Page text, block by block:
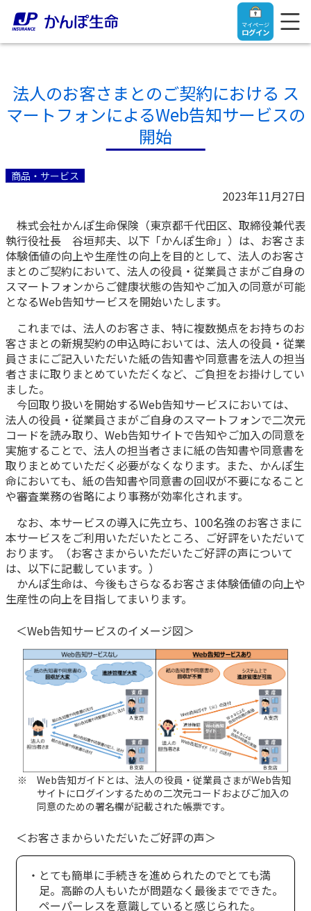
マイページ
ログイン
トップ
ご契約者さま
マイページログイン
入院保険金・手術保険金のご請求
お手続き一覧
きっかけ・できごとから探す
マイページでできること
新規登録
ログイン
ご契約内容の確認
お客さまに関する情報等の確認の取り組み
各種サービス・お知らせ
かんぽプラチナライフサービス
ご契約のしおり・約款（Web約款）
お問い合わせ
保険をご検討中のお客さま
終身保険
養老保険
定期保険
学資保険
長寿支援保険
お見積りシミュレーション
資料請求
保険の探し方のポイント
保険かんたん診断
これからのライフイベントでかかる費用とは？
ご契約手続きの流れ
保険料のお払込方法
保険用語集
お問い合わせ
法人のお客さま
【まずはご相談ください】企業経営でお悩みの方はこ
ちら
法人のお客さま向け商品一覧
目的から探す
お役立ち情報
かんぽ生命の団体取扱い
法人向け資料請求
お問い合わせ先
お役立ち情報
かんぽのLifeサポートナビ
保険
医療
お金
子育て
ライフプラン
健康情報
かんぽアプリ～かんぽの健康と安心を手のひらに～
すこやか健康ラボ
ラジオ体操・みんなの体操
かんぽ生命について
かんぽ生命について
ご挨拶
経営理念・経営戦略
会社概要
財務情報
株主・投資家のみなさまへ
日本郵政グループとしての取り組み
採用情報
かんぽブランド
かんぽ生命のサステナビリティ
お客さまの声／お客さまサービス向上の取組み
よくあるご質問
お問い合わせ
サステナビリティ
株主・投資家のみなさまへ
採用情報
English
法人のお客さまとのご契約における ス
マートフォンによるWeb告知サービスの
開始
商品・サービス
2023年11月27日
株式会社かんぽ生命保険（東京都千代田区、取締役兼代表
執行役社長 谷垣邦夫、以下「かんぽ生命」）は、お客さま
体験価値の向上や生産性の向上を目的として、法人のお客さ
まとのご契約において、法人の役員・従業員さまがご自身の
スマートフォンからご健康状態の告知やご加入の同意が可能
となるWeb告知サービスを開始いたします。
これまでは、法人のお客さま、特に複数拠点をお持ちのお
客さまとの新規契約の申込時においては、法人の役員・従業
員さまにご記入いただいた紙の告知書や同意書を法人の担当
者さまに取りまとめていただくなど、ご負担をお掛けしてい
ました。
今回取り扱いを開始するWeb告知サービスにおいては、
法人の役員・従業員さまがご自身のスマートフォンで二次元
コードを読み取り、Web告知サイトで告知やご加入の同意を
実施することで、法人の担当者さまに紙の告知書や同意書を
取りまとめていただく必要がなくなります。また、かんぽ生
命においても、紙の告知書や同意書の回収が不要になること
や審査業務の省略により事務が効率化されます。
なお、本サービスの導入に先立ち、100名強のお客さまに
本サービスをご利用いただいたところ、ご好評をいただいて
おります。（お客さまからいただいたご好評の声について
は、以下に記載しています。）
かんぽ生命は、今後もさらなるお客さま体験価値の向上や
生産性の向上を目指してまいります。
＜Web告知サービスのイメージ図＞
Web告知ガイドとは、法人の役員・従業員さまがWeb告知
サイトにログインするための二次元コードおよびご加入の
同意のための署名欄が記載された帳票です。
＜お客さまからいただいたご好評の声＞
・とても簡単に手続きを進められたのでとても満
足。高齢の人もいたが問題なく最後までできた。
ペーパーレスを意識していると感じられた。